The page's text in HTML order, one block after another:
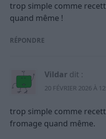
trop simple comme
quand même !
RÉPONDRE
Vildar dit :
20 FÉVRIER 2026 À
trop simple comme
fromage quand même.